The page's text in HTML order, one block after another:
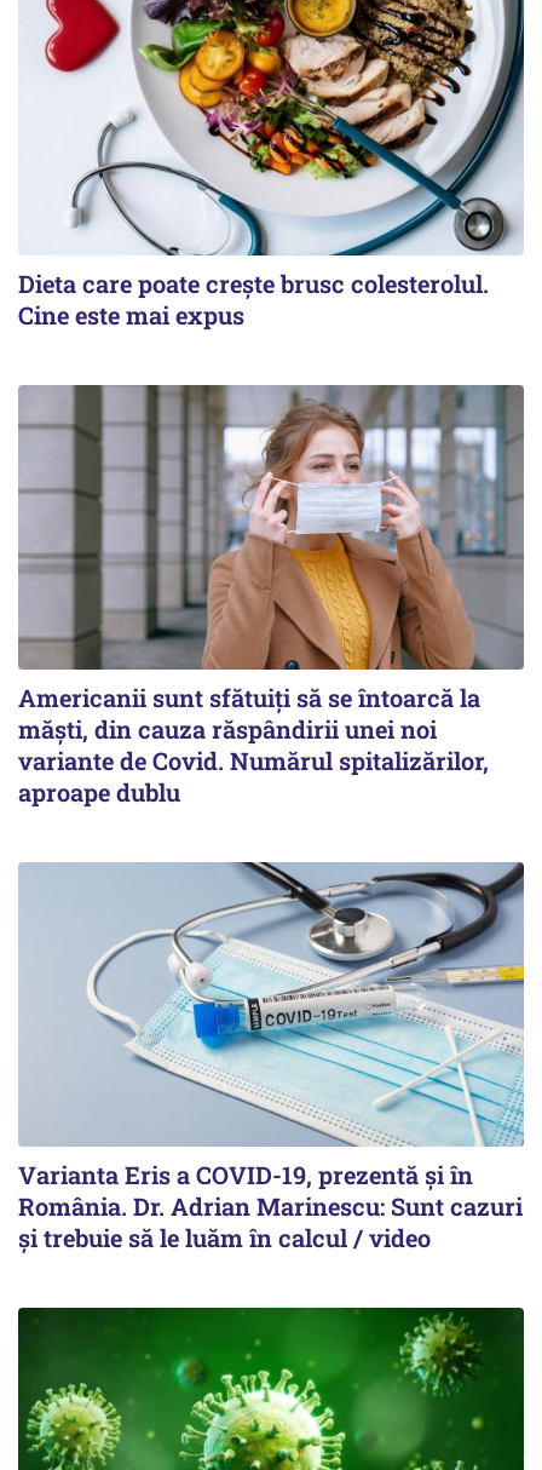
Dieta care poate crește brusc colesterolul.
Cine este mai expus
Americanii sunt sfătuiți să se întoarcă la
măști, din cauza răspândirii unei noi
variante de Covid. Numărul spitalizărilor,
aproape dublu
Varianta Eris a COVID-19, prezentă și în
România. Dr. Adrian Marinescu: Sunt cazuri
și trebuie să le luăm în calcul / video